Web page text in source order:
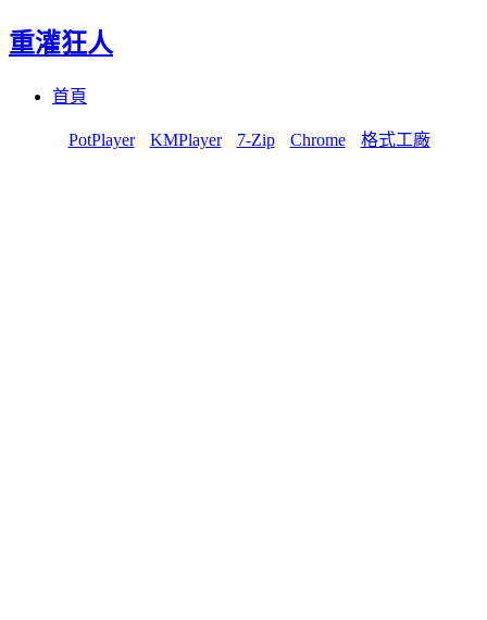
重灌狂人
首頁
PotPlayer KMPlayer 7-Zip Chrome 格式工廠